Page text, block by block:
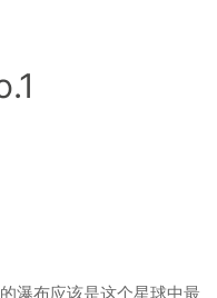
瀑布应该是这个星球中最